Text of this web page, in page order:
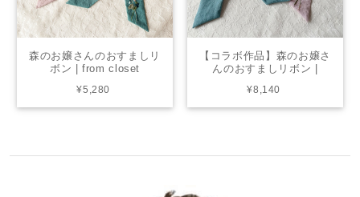
森のお嬢さんのおすましリ
ボン | from closet
¥5,280
【コラボ作品】森のお嬢さ
んのおすましリボン |
¥8,140